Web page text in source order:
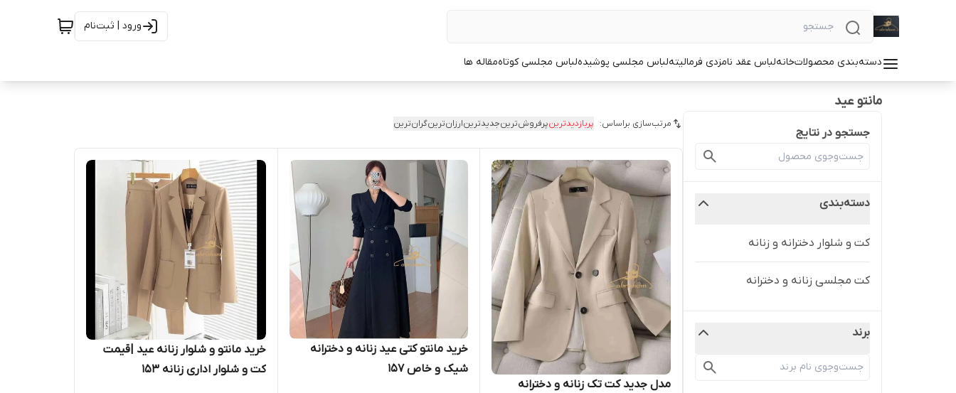
ورود | ثبت‌نام
دسته‌بندی محصولاتخانهلباس عقد نامزدی فرمالیتهلباس مجلسی پوشیدهلباس مجلسی کوتاهمقاله ها
مانتو عید
جستجو در نتایج
دسته‌بندی
کت و شلوار دخترانه و زنانه
کت مجلسی زنانه و دخترانه
برند
مرتب‌سازی براساس: پربازدیدترینپرفروش‌ترینجدیدترینارزان‌ترینگران‌ترین
مدل جدید کت تک زنانه و دخترانه
خرید مانتو کتی عید زنانه و دخترانه
شیک و خاص ۱۵۷
خرید مانتو و شلوار زنانه عید |قیمت
کت و شلوار اداری زنانه ۱۵۳